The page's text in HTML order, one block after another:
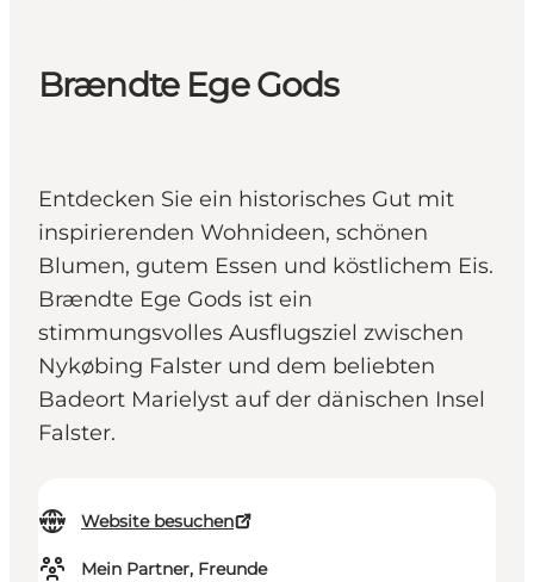
Brændte Ege Gods
Entdecken Sie ein historisches Gut mit
inspirierenden Wohnideen, schönen
Blumen, gutem Essen und köstlichem Eis.
Brændte Ege Gods ist ein
stimmungsvolles Ausflugsziel zwischen
Nykøbing Falster und dem beliebten
Badeort Marielyst auf der dänischen Insel
Falster.
Website besuchen
Mein Partner, Freunde